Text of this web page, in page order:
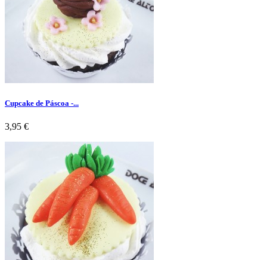
Cupcake de Páscoa -...
Preço
3,95 €